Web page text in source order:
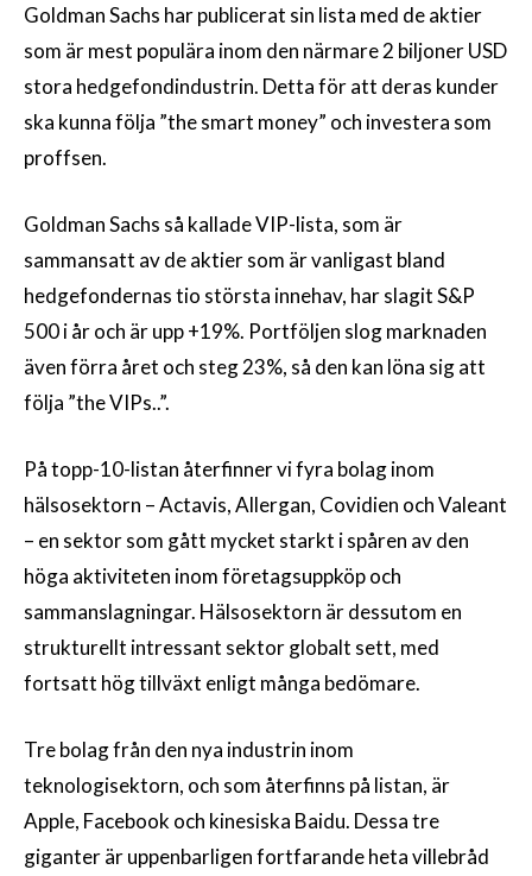
Goldman Sachs har publicerat sin lista med de aktier
som är mest populära inom den närmare 2 biljoner USD
stora hedgefondindustrin. Detta för att deras kunder
ska kunna följa ”the smart money” och investera som
proffsen.
Goldman Sachs så kallade VIP-lista, som är
sammansatt av de aktier som är vanligast bland
hedgefondernas tio största innehav, har slagit S&P
500 i år och är upp +19%. Portföljen slog marknaden
även förra året och steg 23%, så den kan löna sig att
följa ”the VIPs..”.
På topp-10-listan återfinner vi fyra bolag inom
hälsosektorn – Actavis, Allergan, Covidien och Valeant
– en sektor som gått mycket starkt i spåren av den
höga aktiviteten inom företagsuppköp och
sammanslagningar. Hälsosektorn är dessutom en
strukturellt intressant sektor globalt sett, med
fortsatt hög tillväxt enligt många bedömare.
Tre bolag från den nya industrin inom
teknologisektorn, och som återfinns på listan, är
Apple, Facebook och kinesiska Baidu. Dessa tre
giganter är uppenbarligen fortfarande heta villebråd